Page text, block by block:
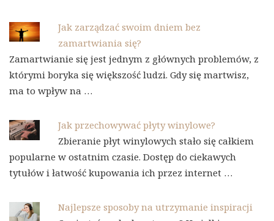
Jak zarządzać swoim dniem bez
zamartwiania się?
Zamartwianie się jest jednym z głównych problemów, z
którymi boryka się większość ludzi. Gdy się martwisz,
ma to wpływ na …
Jak przechowywać płyty winylowe?
Zbieranie płyt winylowych stało się całkiem
popularne w ostatnim czasie. Dostęp do ciekawych
tytułów i łatwość kupowania ich przez internet …
Najlepsze sposoby na utrzymanie inspiracji